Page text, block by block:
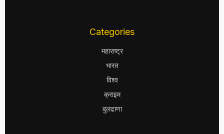
Categories
महाराष्ट्र
भारत
विश्व
क्राइम
बुलढाणा